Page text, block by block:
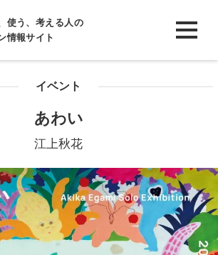
使う、考える人の
情報サイト
イベント
あわい
江上秋花